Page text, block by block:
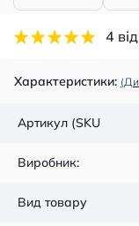
4
Характеристики:
Артикул (SKU
Виробник:
Вид товару